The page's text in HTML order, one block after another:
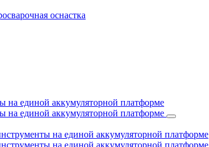
оснастка
на единой аккумуляторной платформе
на единой аккумуляторной платформе
на единой аккумуляторной платформе
на единой аккумуляторной платформе